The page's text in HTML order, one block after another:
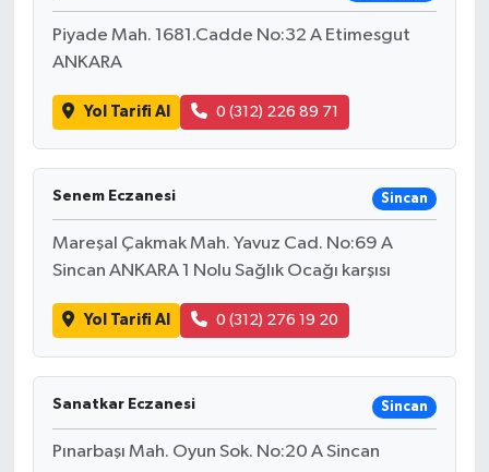
Piyade Mah. 1681.Cadde No:32 A Etimesgut
ANKARA
Yol Tarifi Al 0 (312) 226 89 71
Senem Eczanesi Sincan
Mareşal Çakmak Mah. Yavuz Cad. No:69 A
Sincan ANKARA 1 Nolu Sağlık Ocağı karşısı
Yol Tarifi Al 0 (312) 276 19 20
Sanatkar Eczanesi Sincan
Pınarbaşı Mah. Oyun Sok. No:20 A Sincan